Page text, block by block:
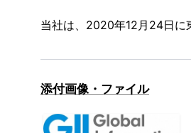
当社は、2020年12月24日に
添付画像・ファイル